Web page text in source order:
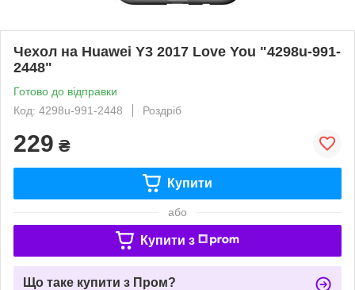
Чехол на Huawei Y3 2017 Love You "4298u-991-
2448"
Готово до відправки
Код: 4298u-991-2448
Роздріб
229 ₴
Купити
або
Купити з
Що таке купити з Пром?